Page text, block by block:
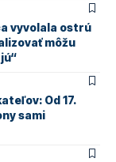
vyvolala ostrú
môžu
Od 17.
sami